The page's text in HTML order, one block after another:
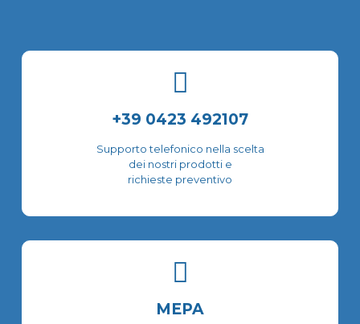
pagina
nella
prodotto
+39 0423 492107
Supporto telefonico nella scelta
dei nostri prodotti e
richieste preventivo
MEPA